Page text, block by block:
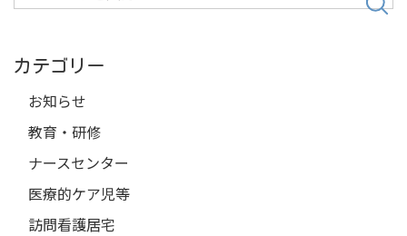
カテゴリー
お知らせ
教育・研修
ナースセンター
医療的ケア児等
訪問看護居宅